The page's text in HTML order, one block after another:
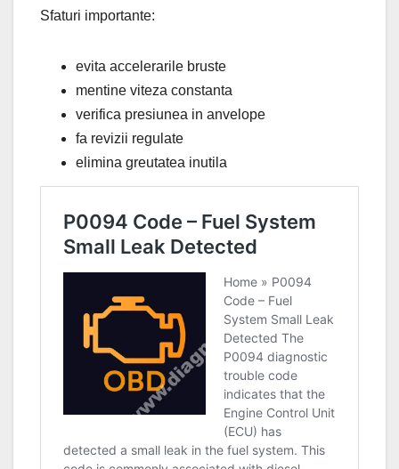
Sfaturi importante:
evita accelerarile bruste
mentine viteza constanta
verifica presiunea in anvelope
fa revizii regulate
elimina greutatea inutila